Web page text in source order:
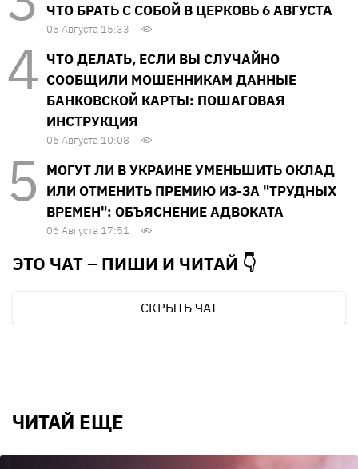
ЧТО БРАТЬ С СОБОЙ В ЦЕРКОВЬ 6 АВГУСТА
05 Августа 15:33
ЧТО ДЕЛАТЬ, ЕСЛИ ВЫ СЛУЧАЙНО
СООБЩИЛИ МОШЕННИКАМ ДАННЫЕ
БАНКОВСКОЙ КАРТЫ: ПОШАГОВАЯ
ИНСТРУКЦИЯ
06 Августа 10:08
МОГУТ ЛИ В УКРАИНЕ УМЕНЬШИТЬ ОКЛАД
ИЛИ ОТМЕНИТЬ ПРЕМИЮ ИЗ-ЗА "ТРУДНЫХ
ВРЕМЕН": ОБЪЯСНЕНИЕ АДВОКАТА
06 Августа 17:51
ЭТО ЧАТ – ПИШИ И ЧИТАЙ 👇
СКРЫТЬ ЧАТ
ЧИТАЙ ЕЩЕ